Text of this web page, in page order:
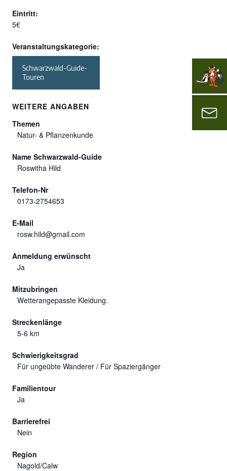
Eintritt:
5€
Veranstaltungskategorie:
Schwarzwald-Guide-
Touren
WEITERE ANGABEN
Themen
Natur- & Pflanzenkunde
Name Schwarzwald-Guide
Roswitha Hild
Telefon-Nr
0173-2754653
E-Mail
rosw.hild@gmail.com
Anmeldung erwünscht
Ja
Mitzubringen
Wetterangepasste Kleidung.
Streckenlänge
5-6 km
Schwierigkeitsgrad
Für ungeübte Wanderer / Für Spaziergänger
Familientour
Ja
Barrierefrei
Nein
Region
Nagold/Calw